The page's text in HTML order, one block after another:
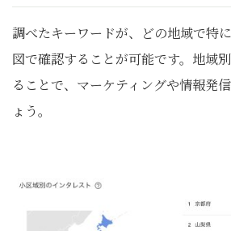
調べたキーワードが、どの地域で特
図で確認することが可能です。地域
ることで、マーケティングや情報発
ょう。